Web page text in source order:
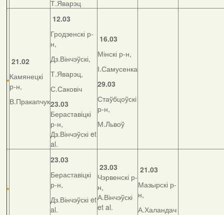
Т.Яварэц
21.02
Камянецкі
р-н,
В.Пракапчук
12.03
Гродзенскі р-
н,
Дз.Вінчэўскі,
Т.Яварэц,
С.Саковіч
23.03
Бераставіцкі
р-н,
Дз.Вінчэўскі et
al.
16.03
Мінскі р-н,
І.Самусенка
29.03
Стаўбцоўскі
р-н,
М.Львоў
23.03
Бераставіцкі
р-н,
Дз.Вінчэўскі et
al.
23.03
Чэрвенскі р-
н,
А.Вінчэўскі
et al.
21.03
Мазырскі р-
н,
А.Халандач